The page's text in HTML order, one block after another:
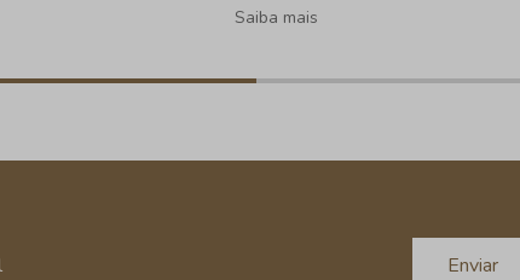
Saiba mais
Enviar